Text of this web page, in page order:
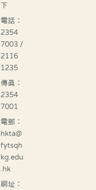
下
電話：
2354
7003 /
2116
1235
傳真：
2354
7001
電郵：
hkta@
fytsqh
kg.edu
.hk
網址：